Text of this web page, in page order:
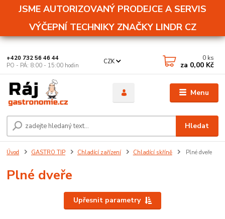
JSME AUTORIZOVANÝ PRODEJCE A SERVIS
VÝČEPNÍ TECHNIKY ZNAČKY LINDR CZ
Menu
CZK
Hledat
+420 732 56 46 44
PO - PÁ: 8:00 - 15:00 hodin
0 ks
za 0,00 Kč
Úvod GASTRO TIP Chladící zařízení Chladící skříně Plné dveře
Plné dveře
Upřesnit parametry